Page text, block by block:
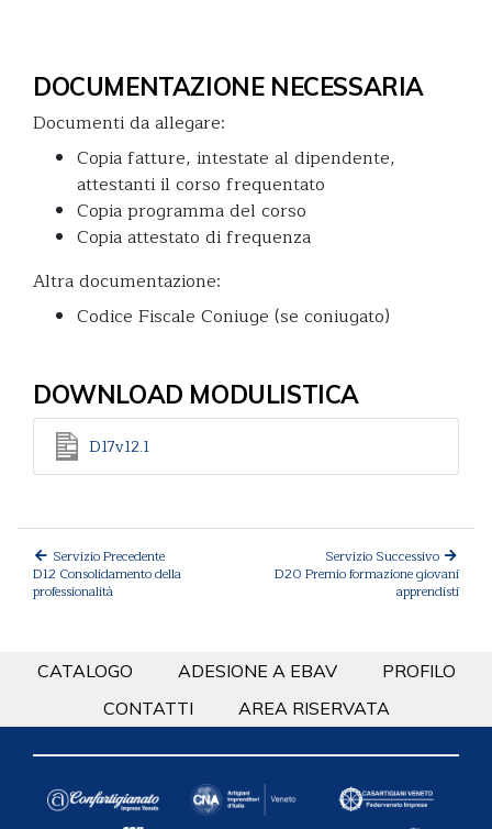
DOCUMENTAZIONE NECESSARIA
Documenti da allegare:
Copia fatture, intestate al dipendente,
attestanti il corso frequentato
Copia programma del corso
Copia attestato di frequenza
Altra documentazione:
Codice Fiscale Coniuge (se coniugato)
DOWNLOAD MODULISTICA
D17v12.1
Servizio Precedente
D12 Consolidamento della
professionalità
Servizio Successivo
D20 Premio formazione giovani
apprendisti
CATALOGO ADESIONE A EBAV
PROFILO
CONTATTI
AREA RISERVATA